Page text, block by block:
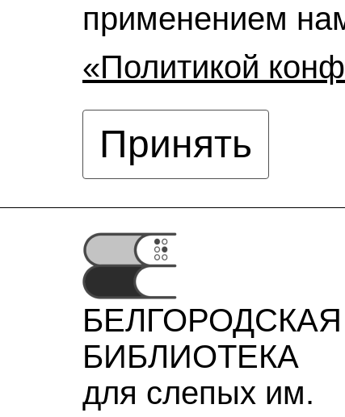
применением
«Политикой
Принять
БЕЛГОРОДСКАЯ
БИБЛИОТЕКА
для слепых им.